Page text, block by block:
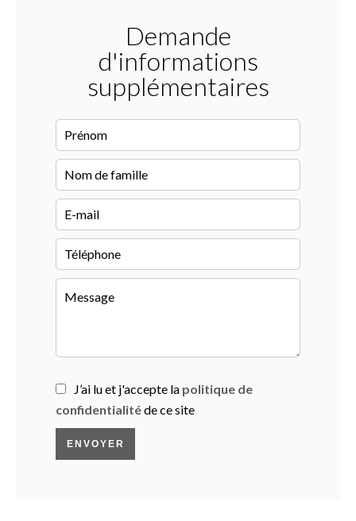
Demande
d'informations
supplémentaires
J’ai lu et j'accepte la politique de
confidentialitéde ce site
ENVOYER